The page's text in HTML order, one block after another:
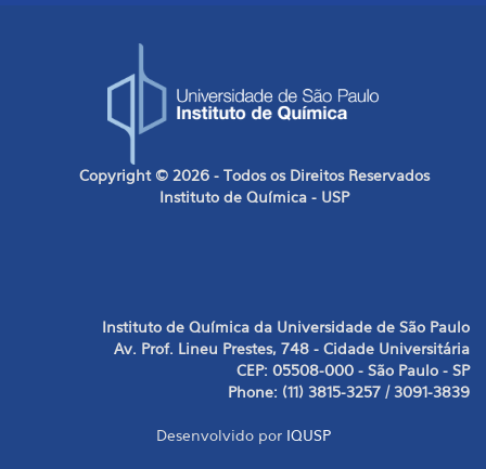
Copyright © 2026 - Todos os Direitos Reservados
Instituto de Química - USP
Instituto de Química da Universidade de São Paulo
Av. Prof. Lineu Prestes, 748 - Cidade Universitária
CEP: 05508-000 - São Paulo - SP
Phone: (11) 3815-3257 / 3091-3839
Desenvolvido por IQUSP